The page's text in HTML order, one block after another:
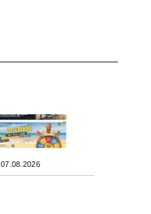
07.08.2026